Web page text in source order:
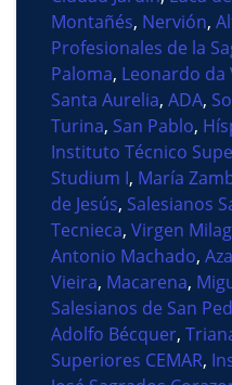
Montañés, Nervión,
Profesionales de la
Paloma, Leonardo da
Santa Aurelia, ADA,
Turina, San Pablo,
Instituto Técnico
Studium I, María
de Jesús, Salesianos
Tecnieca, Virgen
Antonio Machado,
Vieira, Macarena,
Salesianos de San
Adolfo Bécquer,
Superiores CEMAR,